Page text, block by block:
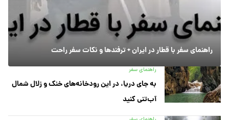
راهنمای سفر با قطار در ایران + ترفندها و نکات سفر راحت
راهنمای سفر
به جای دریا، در این رودخانه‌های خنک و زلال شمال
آب‌تنی کنید